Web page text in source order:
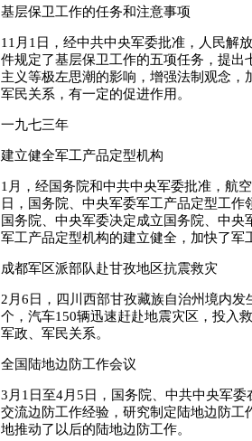
基层保卫工作的任务和注意事项
11月1日，经中共中央军委批准，人民解
件规定了基层保卫工作的五项任务，提
主义等极左思潮的影响，增强法制观念
军民关系，有一定的促进作用。
一九七三年
建立健全军工产品定型机构
1月，经国务院和中共中央军委批准，航
日，国务院、中央军委军工产品定型工
国务院、中央军委决定成立国务院、中
军工产品定型机构的建立健全，加快了
成都军区派部队赴甘孜地区抗震救灾
2月6日，四川西部甘孜藏族自治州境内
个，汽车150辆迅速赶赴地震灾区，投入
军政、军民关系。
全国陆地边防工作会议
3月1日至4月5日，国务院、中共中央军
交流边防工作经验，研究制定陆地边防
地推动了以后的陆地边防工作。